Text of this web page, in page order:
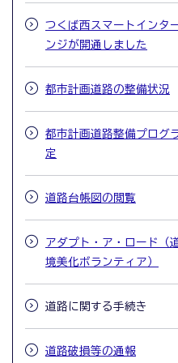
つくば西スマートインタ
ンジが開通しました
都市計画道路の整備状況
都市計画道路整備プログ
定
道路台帳図の閲覧
アダプト・ア・ロード（
境美化ボランティア）
道路に関する手続き
道路破損等の通報